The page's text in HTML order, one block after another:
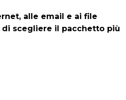
alle email e ai file
scegliere il pacchetto più